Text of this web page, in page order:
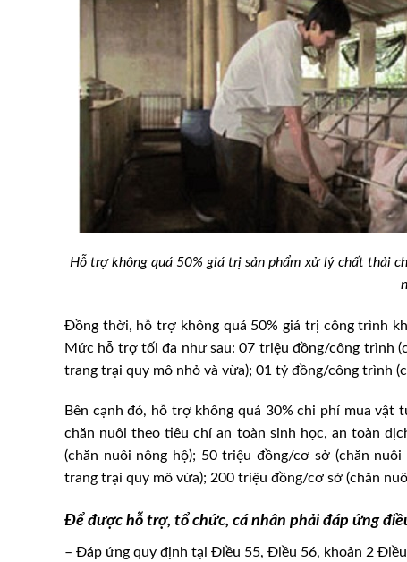
Hỗ trợ không quá 50% giá trị sản phẩm xử lý chất thải
Đồng thời, hỗ trợ không quá 50% giá trị công trình
Mức hỗ trợ tối đa như sau: 07 triệu đồng/công trình
trang trại quy mô nhỏ và vừa); 01 tỷ đồng/công trình
Bên cạnh đó, hỗ trợ không quá 30% chi phí mua
chăn nuôi theo tiêu chí an toàn sinh học, an toàn
(chăn nuôi nông hộ); 50 triệu đồng/cơ sở (chăn
trang trại quy mô vừa); 200 triệu đồng/cơ sở (chăn
Để được hỗ trợ, tổ chức, cá nhân phải đáp ứng
– Đáp ứng quy định tại Điều 55, Điều 56, khoản 2
– xu hướng cần
nắm bắt và thúc
6 bệnh phổ biến ở lợn